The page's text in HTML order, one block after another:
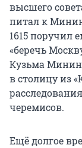
высшего
питал к
1615 поручил
«беречь
Кузьма Минин
в столицу из
черемисов.
Ещё долгое